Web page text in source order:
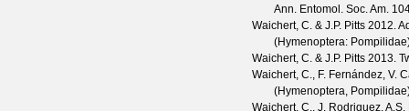
Ann. Entomol. Soc. Am.
Waichert, C. & J.P. Pitts 2012.
(Hymenoptera:
Waichert, C. & J.P. Pitts 2013.
Waichert, C., F. Fernández, V.
(Hymenoptera,
Waichert, C., J. Rodriguez,